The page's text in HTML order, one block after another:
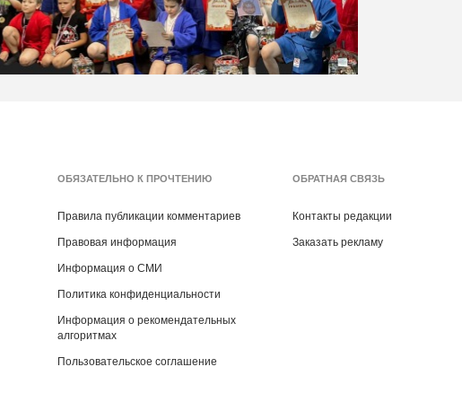
ОБЯЗАТЕЛЬНО К ПРОЧТЕНИЮ
Правила публикации комментариев
Правовая информация
Информация о СМИ
Политика конфиденциальности
Информация о рекомендательных
алгоритмах
Пользовательское соглашение
ОБРАТНАЯ СВЯЗЬ
Контакты редакции
Заказать рекламу